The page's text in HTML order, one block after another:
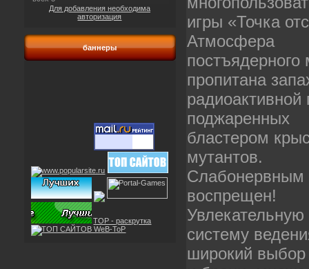
Для добавления необходима
авторизация
баннеры
TOP - раскрутка
игры «Точка
Атмосфера
постъядерного
пропитана
поджаренных
бластером
мутантов.
Слабонервным
воспрещен!
Увлекательную
систему
широкий